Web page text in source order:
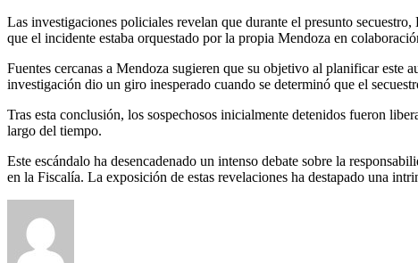
Las investigaciones policiales revelan que durante el presunto
que el incidente estaba orquestado por la propia Mendoza en
Fuentes cercanas a Mendoza sugieren que su objetivo al planificar este
investigación dio un giro inesperado cuando se determinó que el
Tras esta conclusión, los sospechosos inicialmente detenidos fueron
largo del tiempo.
Este escándalo ha desencadenado un intenso debate sobre la
en la Fiscalía. La exposición de estas revelaciones ha destapado una